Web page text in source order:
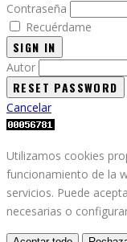
Contraseña
Recuérdame
SIGN IN
Autor
Cancelar
Utilizamos cookies
funcionamiento de la
servicios. Puede
necesarias o